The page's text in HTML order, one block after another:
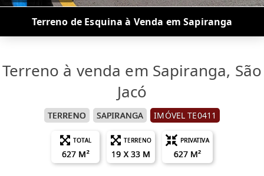
Terreno de Esquina à Venda em Sapiranga
Terreno à venda em Sapiranga, São
Jacó
TERRENO SAPIRANGA IMÓVEL TE0411
TOTAL
627 M²
TERRENO
19 X 33 M
PRIVATIVA
627 M²